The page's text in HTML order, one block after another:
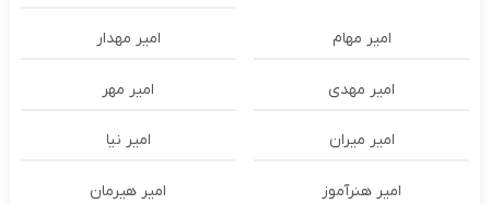
امیر مهام امیر مهدار
امیر مهدی امیر مهر
امیر میران امیر نیا
امیر هنرآموز امیر هیرمان